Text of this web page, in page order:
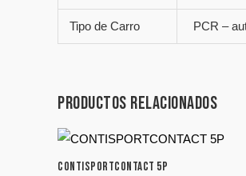
Tipo de Carro PCR –
Productos relacionados
CONTISPORTCONTACT 5P